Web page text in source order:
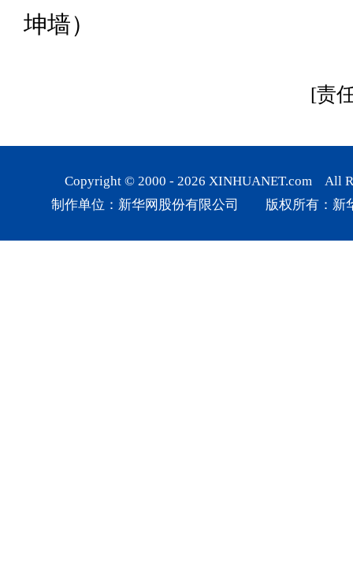
坤墙）
[责
Copyright © 2000 - 2026 XINHUANET.com All
制作单位：新华网股份有限公司 版权所有：新